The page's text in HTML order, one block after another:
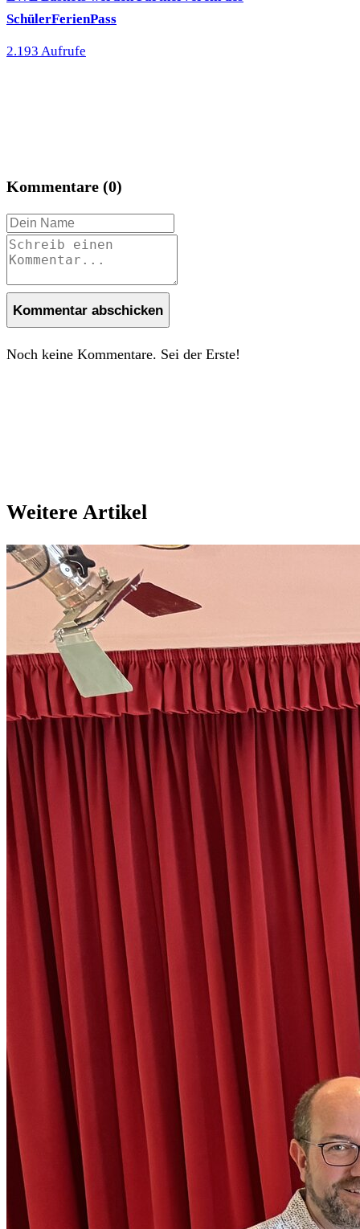
SchülerFerienPass
2.193 Aufrufe
Kommentare (0)
Kommentar abschicken
Noch keine Kommentare. Sei der Erste!
Weitere Artikel